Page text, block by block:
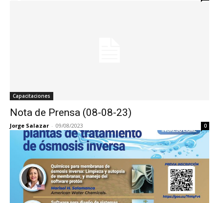
Capacitaciones
Nota de Prensa (08-08-23)
Jorge Salazar - 09/08/2023 0